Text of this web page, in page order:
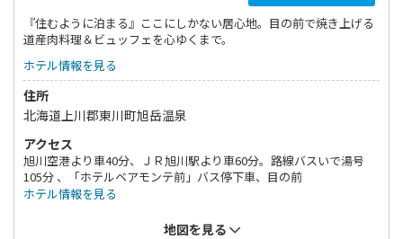
『住むように泊まる』ここにしかない居心地。目の前で焼き上げる
道産肉料理＆ビュッフェを心ゆくまで。
ホテル情報を見る
住所
北海道上川郡東川町旭岳温泉
アクセス
旭川空港より車40分、ＪＲ旭川駅より車60分。路線バスいで湯号
105分 、「ホテルベアモンテ前」バス停下車、目の前
ホテル情報を見る
地図を見る